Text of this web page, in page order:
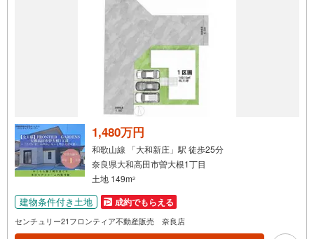
1,480万円
和歌山線 「大和新庄」駅 徒歩25分
奈良県大和高田市曽大根1丁目
土地 149m2
建物条件付き土地 成約でもらえる
センチュリー21フロンティア不動産販売 奈良店